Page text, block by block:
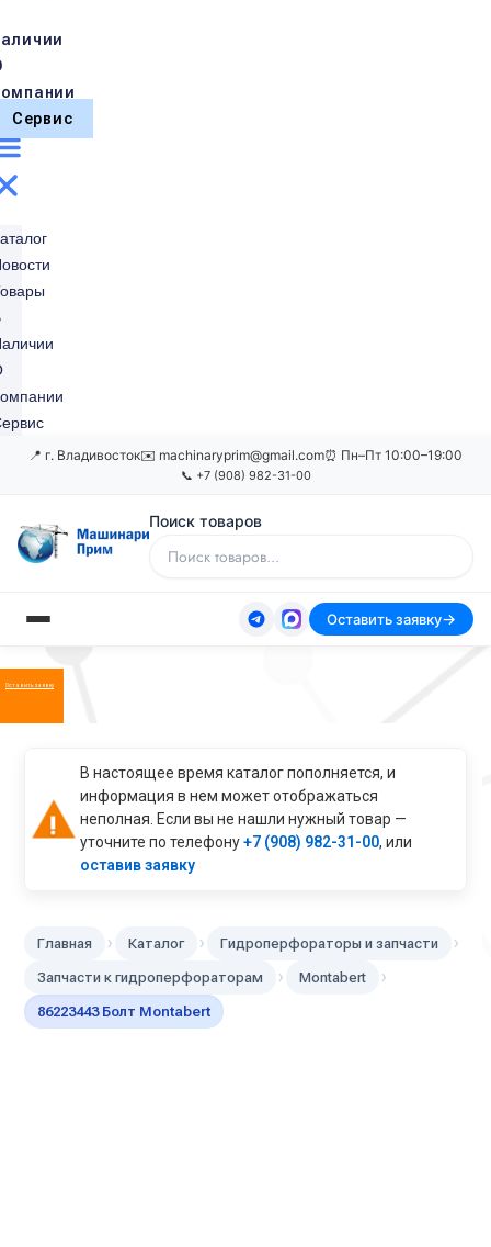
Сервис
📍 г. Владивосток✉️ machinaryprim@gmail.com⏰ Пн–Пт 10:00–19:00
📞 +7 (908) 982-31-00
Поиск товаров
Оставить заявку
Оставить заявку
В настоящее время каталог пополняется, и
информация в нем может отображаться
неполная. Если вы не нашли нужный товар —
уточните по телефону+7 (908) 982-31-00, или
оставив заявку
Главная › Каталог › Гидроперфораторы и запчасти ›
Запчасти к гидроперфораторам › Montabert ›
86223443 Болт Montabert